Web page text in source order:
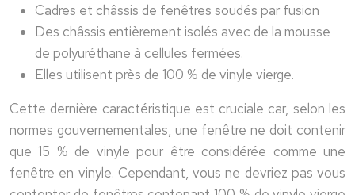
Cadres et châssis de fenêtres soudés par fusion
Des châssis entièrement isolés avec de la mousse
de polyuréthane à cellules fermées.
Elles utilisent près de 100 % de vinyle vierge.
Cette dernière caractéristique est cruciale car, selon les
normes gouvernementales, une fenêtre ne doit contenir
que 15 % de vinyle pour être considérée comme une
fenêtre en vinyle. Cependant, vous ne devriez pas vous